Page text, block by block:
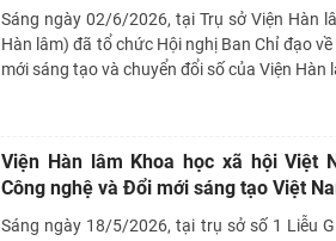
Sáng ngày 02/6/2026, tại Trụ sở Viện Hàn
Hàn lâm) đã tổ chức Hội nghị Ban Chỉ đạo
mới sáng tạo và chuyển đổi số của Viện Hàn
Viện Hàn lâm Khoa học xã hội Việt
Công nghệ và Đổi mới sáng tạo Việt
Sáng ngày 18/5/2026, tại trụ sở số 1 Liễu